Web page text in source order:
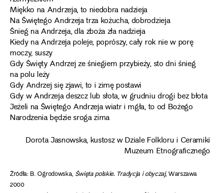
Miękko na Andrzeja, to niedobra nadzieja
Na Świętego Andrzeja trza kożucha, dobrodzieja
Śnieg na Andrzeja, dla zboża zła nadzieja
Kiedy na Andrzeja poleje, poprószy, cały rok nie w porę
moczy, suszy
Gdy Święty Andrzej ze śniegiem przybieży, sto dni śnieg
na polu leży
Gdy Andrzej się zjawi, to i zimę postawi
Gdy w Andrzeja deszcz lub słota, w grudniu drogi bez błota
Jeżeli na Świętego Andrzeja wiatr i mgła, to od Bożego
Narodzenia będzie sroga zima
Dorota Jasnowska, kustosz w Dziale Folkloru i Ceramiki
Muzeum Etnograficznego
Źródła: B. Ogrodowska, Święta polskie. Tradycja i obyczaj, Warszawa
2000